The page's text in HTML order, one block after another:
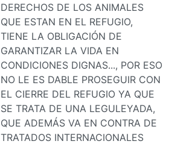
DERECHOS DE LOS ANIMALES
QUE ESTAN EN EL REFUGIO,
TIENE LA OBLIGACIÓN DE
GARANTIZAR LA VIDA EN
CONDICIONES DIGNAS..., POR ESO
NO LE ES DABLE PROSEGUIR CON
EL CIERRE DEL REFUGIO YA QUE
SE TRATA DE UNA LEGULEYADA,
QUE ADEMÁS VA EN CONTRA DE
TRATADOS INTERNACIONALES